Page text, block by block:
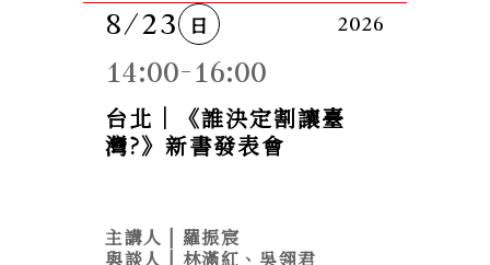
8/23 日 2026
14:00-16:00
台北｜《誰決定割讓臺
灣?》新書發表會
主講人 | 羅振宸
與談人 | 林滿紅、吳翎君